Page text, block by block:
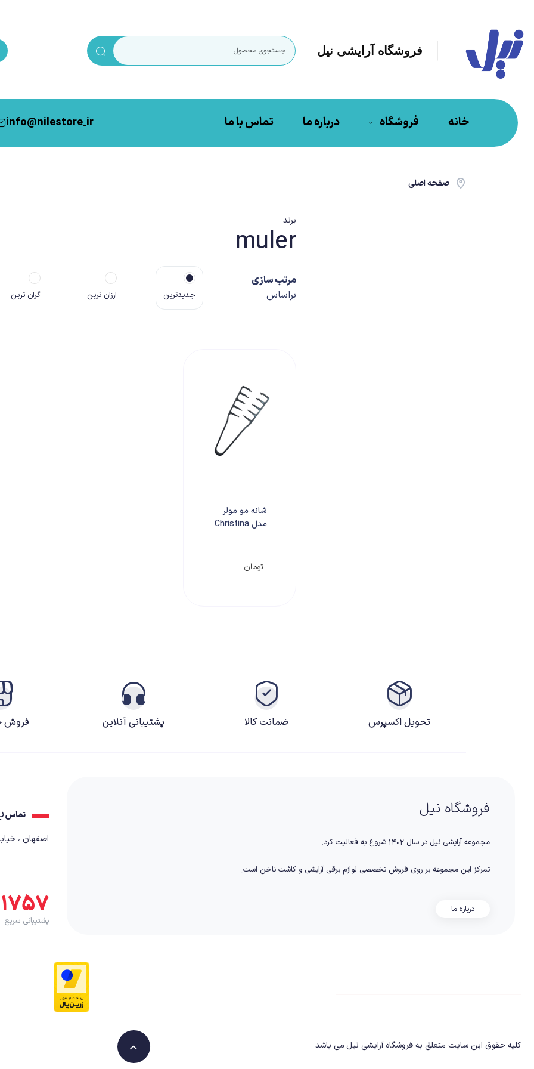
فروشگاه آرایشی نیل
خانه فروشگاه درباره ما تماس با ما info@nilestore.ir
صفحه اصلی
برند
muler
مرتب سازی
براساس
جدیدترین ارزان ترین گران ترین
شانه مو مولر
مدل Christina
تومان
تحویل اکسپرس ضمانت کالا پشتیبانی آنلاین فروش
فروشگاه نیل
مجموعه آرایشی نیل در سال ۱۴۰۲ شروع به فعالیت کرد.
تمرکز این مجموعه بر روی فروش تخصصی لوازم برقی آرایشی و کاشت ناخن است.
درباره ما
تماس
اصفهان ، خیابان کمال٬ بعد
پشتیبانی سریع
کلیه حقوق این سایت متعلق به فروشگاه آرایشی نیلمی باشد